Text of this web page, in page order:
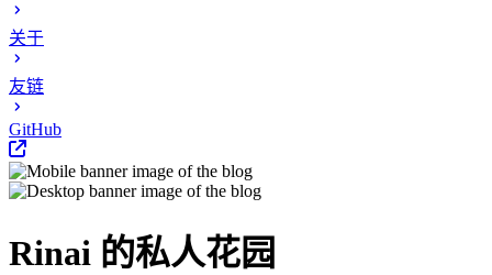
关于
友链
GitHub
Rinai 的私人花园